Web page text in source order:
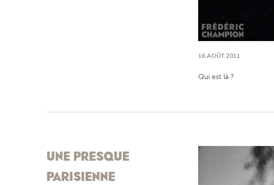
16 AOÛT 2011
Qui est là ?
UNE PRESQUE
PARISIENNE